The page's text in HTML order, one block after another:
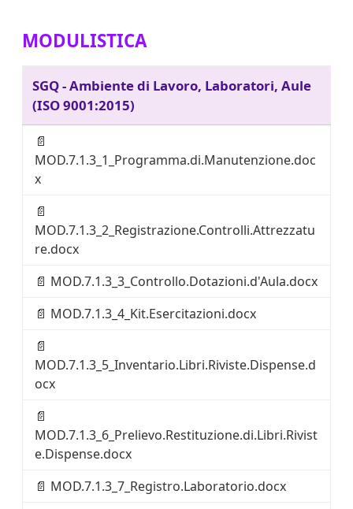
MODULISTICA
SGQ - Ambiente di Lavoro, Laboratori, Aule
(ISO 9001:2015)
📄
MOD.7.1.3_1_Programma.di.Manutenzione.doc
x
📄
MOD.7.1.3_2_Registrazione.Controlli.Attrezzatu
re.docx
📄 MOD.7.1.3_3_Controllo.Dotazioni.d'Aula.docx
📄 MOD.7.1.3_4_Kit.Esercitazioni.docx
📄
MOD.7.1.3_5_Inventario.Libri.Riviste.Dispense.d
ocx
📄
MOD.7.1.3_6_Prelievo.Restituzione.di.Libri.Rivist
e.Dispense.docx
📄 MOD.7.1.3_7_Registro.Laboratorio.docx